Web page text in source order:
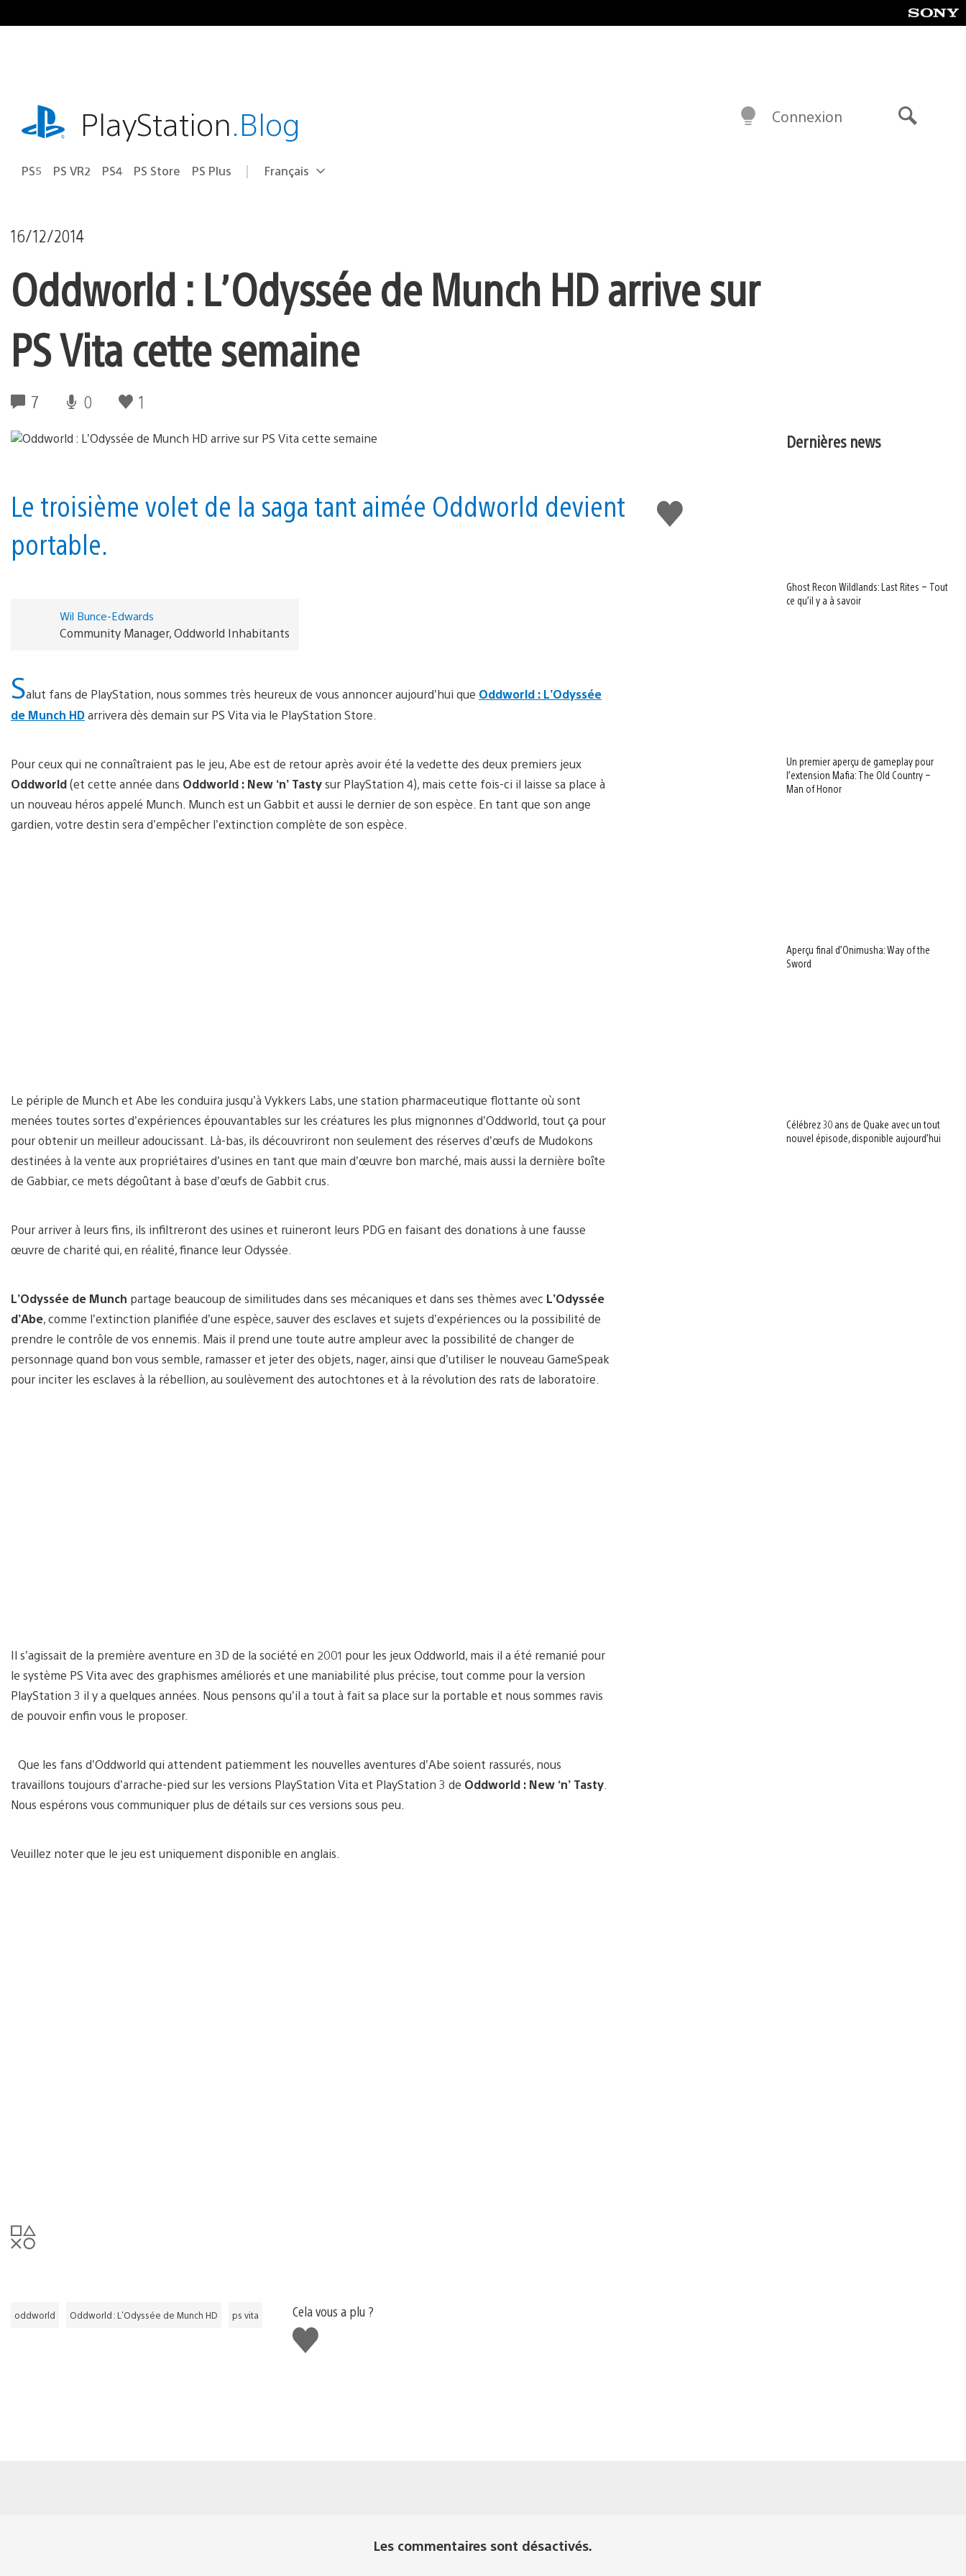
au
playstation.comPlayStation.Blog
PS5 PS VR2 PS4 PS Store PS Plus Choisir
Région
Français
Connexion
16/12/2014
Oddworld : L’Odyssée de Munch HD arrive sur
PS Vita cette semaine
7 0 1
J'aime
Le troisième volet de la saga tant aimée Oddworld devient
portable.
Wil Bunce-Edwards
Community Manager, Oddworld Inhabitants
Salut fans de PlayStation, nous sommes très heureux de vous annoncer aujourd’hui que Oddworld : L’Odyssée
de Munch HDarrivera dès demain sur PS Vita via le PlayStation Store.
Pour ceux qui ne connaîtraient pas le jeu, Abe est de retour après avoir été la vedette des deux premiers jeux
Oddworld(et cette année dans Oddworld : New ‘n’ Tastysur PlayStation 4), mais cette fois-ci il laisse sa place à
un nouveau héros appelé Munch. Munch est un Gabbit et aussi le dernier de son espèce. En tant que son ange
gardien, votre destin sera d’empêcher l’extinction complète de son espèce.
Le périple de Munch et Abe les conduira jusqu’à Vykkers Labs, une station pharmaceutique flottante où sont
menées toutes sortes d’expériences épouvantables sur les créatures les plus mignonnes d’Oddworld, tout ça pour
pour obtenir un meilleur adoucissant. Là-bas, ils découvriront non seulement des réserves d’œufs de Mudokons
destinées à la vente aux propriétaires d’usines en tant que main d’œuvre bon marché, mais aussi la dernière boîte
de Gabbiar, ce mets dégoûtant à base d’œufs de Gabbit crus.
Pour arriver à leurs fins, ils infiltreront des usines et ruineront leurs PDG en faisant des donations à une fausse
œuvre de charité qui, en réalité, finance leur Odyssée.
L’Odyssée de Munch partage beaucoup de similitudes dans ses mécaniques et dans ses thèmes avec L’Odyssée
d’Abe, comme l’extinction planifiée d’une espèce, sauver des esclaves et sujets d’expériences ou la possibilité de
prendre le contrôle de vos ennemis. Mais il prend une toute autre ampleur avec la possibilité de changer de
personnage quand bon vous semble, ramasser et jeter des objets, nager, ainsi que d’utiliser le nouveau GameSpeak
pour inciter les esclaves à la rébellion, au soulèvement des autochtones et à la révolution des rats de laboratoire.
Il s’agissait de la première aventure en 3D de la société en 2001 pour les jeux Oddworld, mais il a été remanié pour
le système PS Vita avec des graphismes améliorés et une maniabilité plus précise, tout comme pour la version
PlayStation 3 il y a quelques années. Nous pensons qu’il a tout à fait sa place sur la portable et nous sommes ravis
de pouvoir enfin vous le proposer.
Que les fans d’Oddworld qui attendent patiemment les nouvelles aventures d’Abe soient rassurés, nous
travaillons toujours d’arrache-pied sur les versions PlayStation Vita et PlayStation 3 de Oddworld : New ‘n’ Tasty
Nous espérons vous communiquer plus de détails sur ces versions sous peu.
Veuillez noter que le jeu est uniquement disponible en anglais.
oddworld Oddworld : L'Odyssée de Munch HD ps vita
Cela vous a plu ?
J'aime
Dernières news
Ghost Recon Wildlands: Last Rites – Tout
ce qu’il y a à savoir
Un premier aperçu de gameplay pour
l’extension Mafia: The Old Country –
Man of Honor
Aperçu final d’Onimusha: Way of the
Sword
Célébrez 30 ans de Quake avec un tout
nouvel épisode, disponible aujourd’hui
Les commentaires sont désactivés.